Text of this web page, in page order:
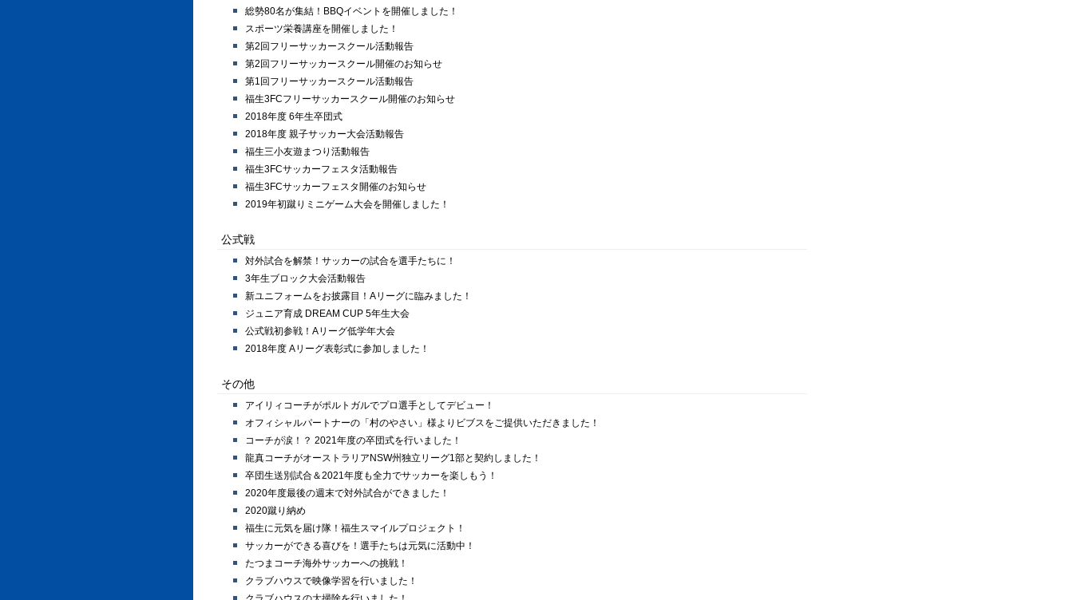
総勢80名が集結！BBQイベントを開催しました！
スポーツ栄養講座を開催しました！
第2回フリーサッカースクール活動報告
第2回フリーサッカースクール開催のお知らせ
第1回フリーサッカースクール活動報告
福生3FCフリーサッカースクール開催のお知らせ
2018年度 6年生卒団式
2018年度 親子サッカー大会活動報告
福生三小友遊まつり活動報告
福生3FCサッカーフェスタ活動報告
福生3FCサッカーフェスタ開催のお知らせ
2019年初蹴りミニゲーム大会を開催しました！
公式戦
対外試合を解禁！サッカーの試合を選手たちに！
3年生ブロック大会活動報告
新ユニフォームをお披露目！Aリーグに臨みました！
ジュニア育成 DREAM CUP 5年生大会
公式戦初参戦！Aリーグ低学年大会
2018年度 Aリーグ表彰式に参加しました！
その他
アイリィコーチがポルトガルでプロ選手としてデビュー！
オフィシャルパートナーの「村のやさい」様よりビブスをご提供いただきました！
コーチが涙！？ 2021年度の卒団式を行いました！
龍真コーチがオーストラリアNSW州独立リーグ1部と契約しました！
卒団生送別試合＆2021年度も全力でサッカーを楽しもう！
2020年度最後の週末で対外試合ができました！
2020蹴り納め
福生に元気を届け隊！福生スマイルプロジェクト！
サッカーができる喜びを！選手たちは元気に活動中！
たつまコーチ海外サッカーへの挑戦！
クラブハウスで映像学習を行いました！